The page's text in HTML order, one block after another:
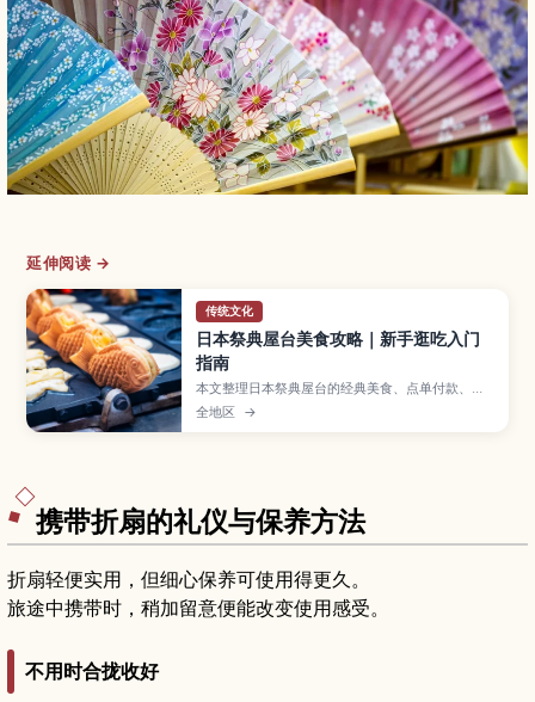
延伸阅读 →
传统文化
日本祭典屋台美食攻略｜新手逛吃入门
指南
本文整理日本祭典屋台的经典美食、点单付款、边
走边吃礼仪与垃圾处理要点，方便新手轻松逛吃。
全地区 →
携带折扇的礼仪与保养方法
折扇轻便实用，但细心保养可使用得更久。
旅途中携带时，稍加留意便能改变使用感受。
不用时合拢收好